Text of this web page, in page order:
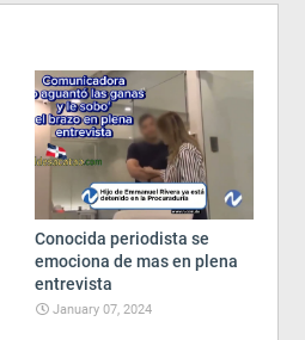
Conocida periodista se
emociona de mas en plena
entrevista
January 07, 2024